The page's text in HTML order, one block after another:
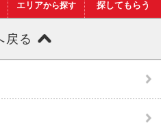
エリアから探す 探してもらう
戻る